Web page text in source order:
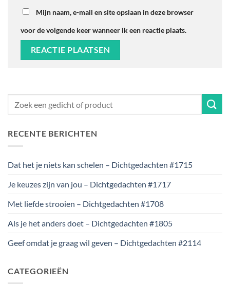
Mijn naam, e-mail en site opslaan in deze browser
voor de volgende keer wanneer ik een reactie plaats.
RECENTE BERICHTEN
Dat het je niets kan schelen – Dichtgedachten #1715
Je keuzes zijn van jou – Dichtgedachten #1717
Met liefde strooien – Dichtgedachten #1708
Als je het anders doet – Dichtgedachten #1805
Geef omdat je graag wil geven – Dichtgedachten #2114
CATEGORIEËN